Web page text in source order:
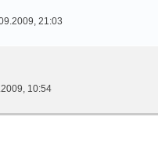
21:03
10:54